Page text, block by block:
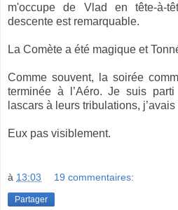
m'occupe de Vlad en tête-à-
descente est remarquable.
La Comète a été magique et
Comme souvent, la soirée
terminée à l’Aéro. Je suis
lascars à leurs tribulations,
Eux pas visiblement.
à 13:03 19 commentaires:
Partager